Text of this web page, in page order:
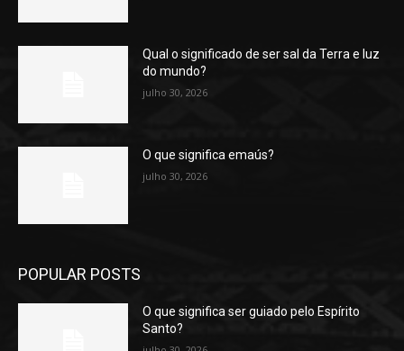
Qual o significado de ser sal da Terra e luz
do mundo?
julho 30, 2026
O que significa emaús?
julho 30, 2026
POPULAR POSTS
O que significa ser guiado pelo Espírito
Santo?